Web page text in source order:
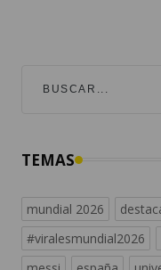
TEMAS
mundial 2026
#viralesmundial2026